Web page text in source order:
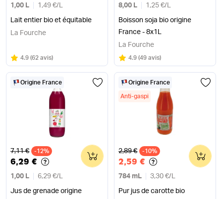
1,00 L 1,49 €/ L
Lait entier bio et équitable
La Fourche
Note
4.9 sur 5
(62 avis)
8,00 L 1,25 €/ L
Boisson soja bio origine
France - 8x1L
La Fourche
Note
4.9 sur 5
(49 avis)
Origine France
Ancien prix
7,11 € -12%
6,29 €
1,00 L 6,29 €/ L
Jus de grenade origine
0
Origine France
Anti-gaspi
Ancien prix
2,89 € -10%
2,59 €
784 mL 3,30 €/ L
Pur jus de carotte bio
0